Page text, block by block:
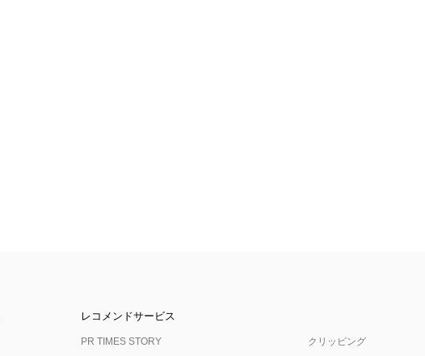
レコメンドサービス
PR TIMES STORY クリッピング